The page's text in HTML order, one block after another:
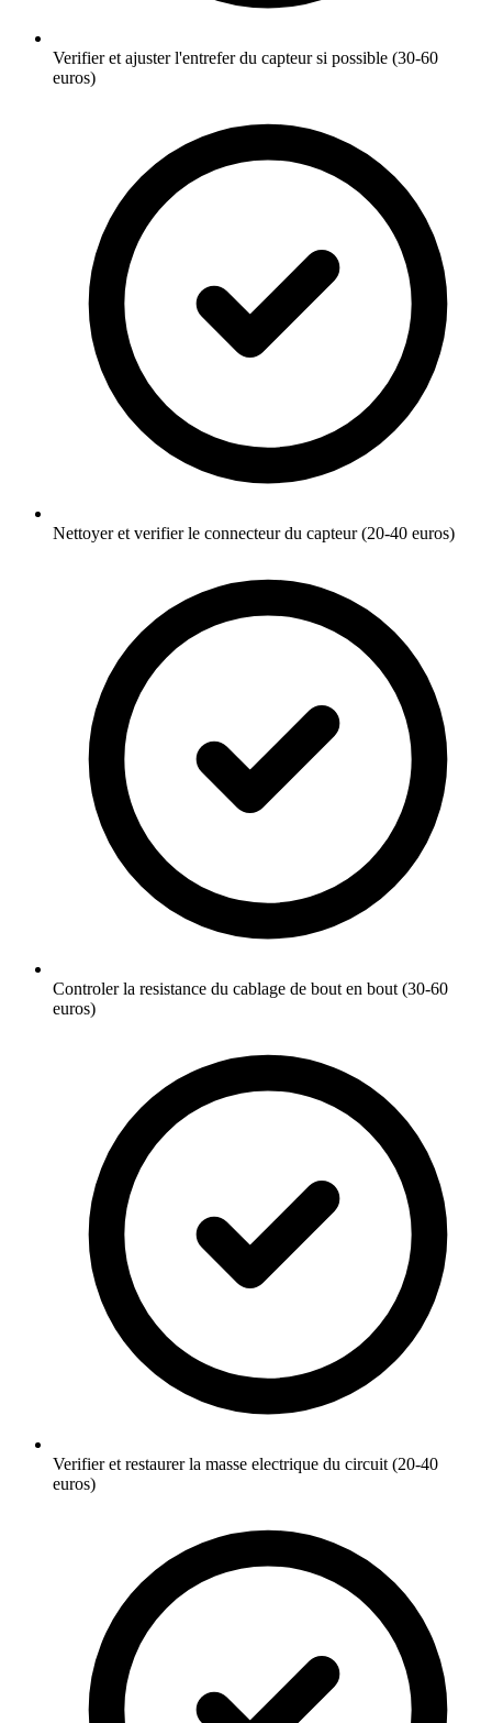
Verifier et ajuster l'entrefer du capteur si possible (30-60
euros)
Nettoyer et verifier le connecteur du capteur (20-40 euros)
Controler la resistance du cablage de bout en bout (30-60
euros)
Verifier et restaurer la masse electrique du circuit (20-40
euros)